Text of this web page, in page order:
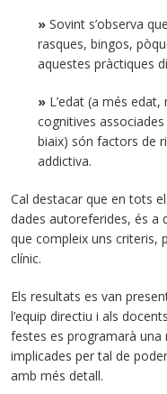
» Sovint s’observa
rasques, bingos,
aquestes pràctiques
» L’edat (a més
cognitives
biaix) són factors de
addictiva.
Cal destacar que en tots
dades autoreferides, és a
que compleix uns criteris,
clínic.
Els resultats es van
l’equip directiu i als
festes es programarà
implicades per tal de
amb més detall.